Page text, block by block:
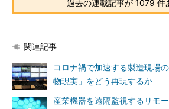
過去の連載記事が 1079 件
関連記事
コロナ禍で加速する製造現場
物現実」をどう再現するか
産業機器を遠隔監視するリモ